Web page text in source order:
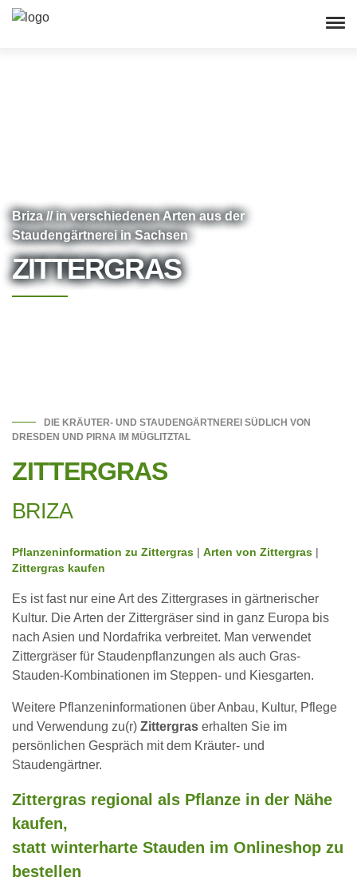
Briza // in verschiedenen Arten aus der
Staudengärtnerei in Sachsen
ZITTERGRAS
DIE KRÄUTER- UND STAUDENGÄRTNEREI SÜDLICH VON
DRESDEN UND PIRNA IM MÜGLITZTAL
ZITTERGRAS
BRIZA
Pflanzeninformation zu Zittergras Arten von Zittergras
Zittergras kaufen
Es ist fast nur eine Art des Zittergrases in gärtnerischer
Kultur. Die Arten der Zittergräser sind in ganz Europa bis
nach Asien und Nordafrika verbreitet. Man verwendet
Zittergräser für Staudenpflanzungen als auch Gras-
Stauden-Kombinationen im Steppen- und Kiesgarten.
Weitere Pflanzeninformationen über Anbau, Kultur, Pflege
und Verwendung zu(r) Zittergras erhalten Sie im
persönlichen Gespräch mit dem Kräuter- und
Staudengärtner.
Zittergras regional als Pflanze in der Nähe
kaufen,
statt winterharte Stauden im Onlineshop zu
bestellen